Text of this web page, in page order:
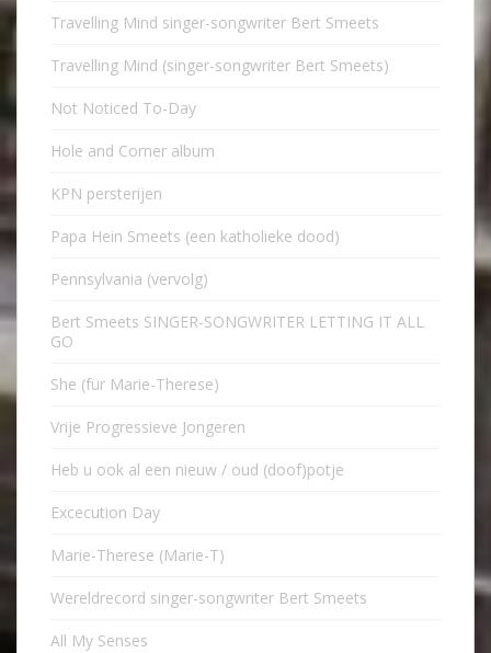
Travelling Mind singer-songwriter Bert Smeets
Travelling Mind (singer-songwriter Bert Smeets)
Not Noticed To-Day
Hole and Corner album
KPN persterijen
Papa Hein Smeets (een katholieke dood)
Pennsylvania (vervolg)
Bert Smeets SINGER-SONGWRITER LETTING IT ALL
GO
She (für Marie-Therese)
Vrije Progressieve Jongeren
Heb u ook al een nieuw / oud (doof)potje
Excecution Day
Marie-Therese (Marie-T)
Wereldrecord singer-songwriter Bert Smeets
All My Senses